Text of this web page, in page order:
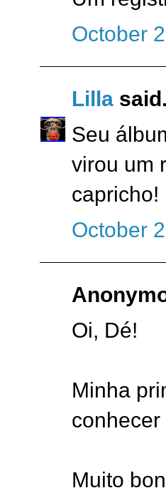
October
Lilla
Seu
virou um
capricho!
October
Oi, Dé!
Minha
Muito